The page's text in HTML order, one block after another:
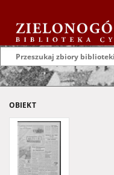
OBIEKT